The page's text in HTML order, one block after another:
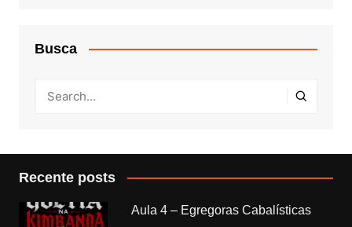
Busca
Recente posts
Aula 4 – Egregoras Cabalísticas